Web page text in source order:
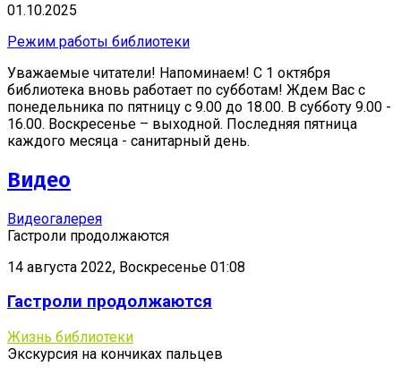
01.10.2025
Режим работы библиотеки
Уважаемые читатели! Напоминаем! С 1 октября
библиотека вновь работает по субботам! Ждем Вас с
понедельника по пятницу с 9.00 до 18.00. В субботу 9.00 -
16.00. Воскресенье – выходной. Последняя пятница
каждого месяца - санитарный день.
Видео
Видеогалерея
Гастроли продолжаются
14 августа 2022, Воскресенье 01:08
Гастроли продолжаются
Жизнь библиотеки
Экскурсия на кончиках пальцев